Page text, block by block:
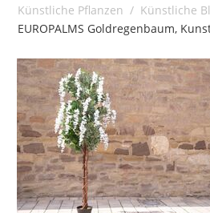
Künstliche Pflanzen / Künstliche
EUROPALMS Goldregenbaum,